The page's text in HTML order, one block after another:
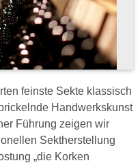
feinste Sekte klassisch
Handwerkskunst
Führung zeigen wir
Sektherstellung
„die Korken